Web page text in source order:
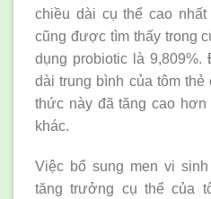
chiều dài cụ thể cao
cũng được tìm thấy trong
dụng probiotic là 9,809%.
dài trung bình của tôm thẻ
thức này đã tăng cao
khác.
Việc bổ sung men vi
tăng trưởng cụ thể của